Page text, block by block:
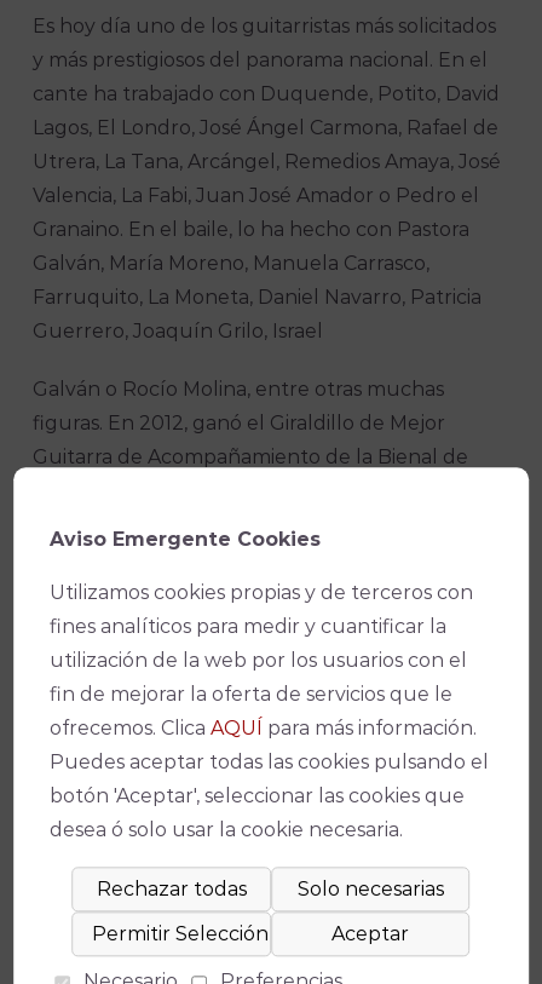
Es hoy día uno de los guitarristas más solicitados
y más prestigiosos del panorama nacional. En el
cante ha trabajado con Duquende, Potito, David
Lagos, El Londro, José Ángel Carmona, Rafael de
Utrera, La Tana, Arcángel, Remedios Amaya, José
Valencia, La Fabi, Juan José Amador o Pedro el
Granaino. En el baile, lo ha hecho con Pastora
Galván, María Moreno, Manuela Carrasco,
Farruquito, La Moneta, Daniel Navarro, Patricia
Guerrero, Joaquín Grilo, Israel
Galván o Rocío Molina, entre otras muchas
figuras. En 2012, ganó el Giraldillo de Mejor
Guitarra de Acompañamiento de la Bienal de
Hasta el momento posee dos discos: “Arroyo de la
Miel” (2015) y “Cenachería”, estrenado este
mismo año. Además, ha participado en la película
‘Flamenco,flamenco’ de Carlos Saura. Asimismo,
ha producido discos de José Valencia, José Ángel
Carmona, Jesús Corbacho y Manuel Parrilla.
Facebook
X WhatsApp
Email
Copy
Link
Aviso Emergente Cookies
Utilizamos cookies propias y de terceros con
fines analíticos para medir y cuantificar la
utilización de la web por los usuarios con el
fin de mejorar la oferta de servicios que le
ofrecemos. ClicaAQUÍ
para más información.
Puedes aceptar todas las cookies pulsando el
botón 'Aceptar', seleccionar las cookies que
desea ó solo usar la cookie necesaria.